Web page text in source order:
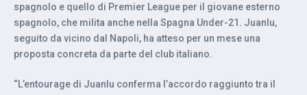
spagnolo e quello di Premier League per il giovane esterno
spagnolo, che milita anche nella Spagna Under-21. Juanlu,
seguito da vicino dal Napoli, ha atteso per un mese una
proposta concreta da parte del club italiano.
“L’entourage di Juanlu conferma l’accordo raggiunto tra il